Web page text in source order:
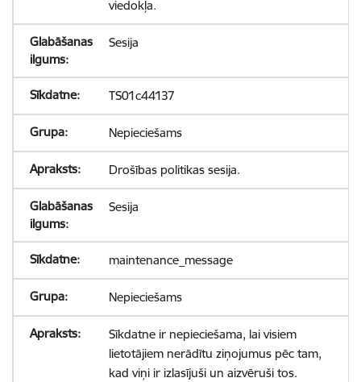
viedokļa.
Sesija
TS01c44137
Nepieciešams
Drošības politikas sesija.
Sesija
maintenance_message
Nepieciešams
Sīkdatne ir nepieciešama, lai visiem
lietotājiem nerādītu ziņojumus pēc tam,
kad viņi ir izlasījuši un aizvēruši tos.